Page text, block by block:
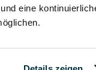
eine